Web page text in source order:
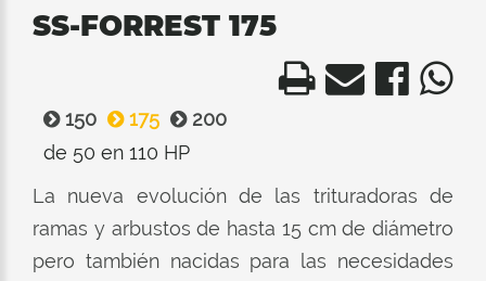
SS-FORREST 175
150 175
200
de 50 en 110 HP
La nueva evolución de las trituradoras de
ramas y arbustos de hasta 15 cm de diámetro
pero también nacidas para las necesidades